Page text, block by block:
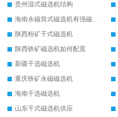
贵州湿式磁选机结构
海南永磁筒式磁选机有强磁的吗
陕西粉矿干式磁选机
陕西铁矿磁选机如何配置
新疆干选磁选机
重庆铁矿永磁磁选机
海南干选磁选机
山东干式磁选机供应